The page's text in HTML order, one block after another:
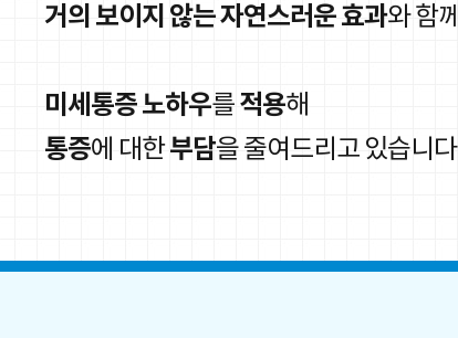
거의 보이지 않는 자연스러운 효과와 함께
미세통증 노하우를적용해
통증에 대한부담을 줄여드리고 있습니다